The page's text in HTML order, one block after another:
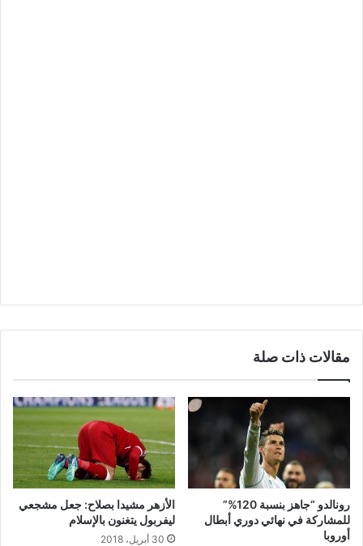
مقالات ذات صلة
رونالدو “جاهز بنسبة 120%”
للمشاركة في نهائي دوري أبطال
أوروبا
الأزهر مشيدا بصلاح: جعل مشجعي
ليفربول يتغنون بالإسلام
30 أبريل، 2018